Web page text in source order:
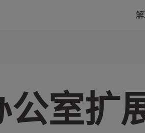
公室扩